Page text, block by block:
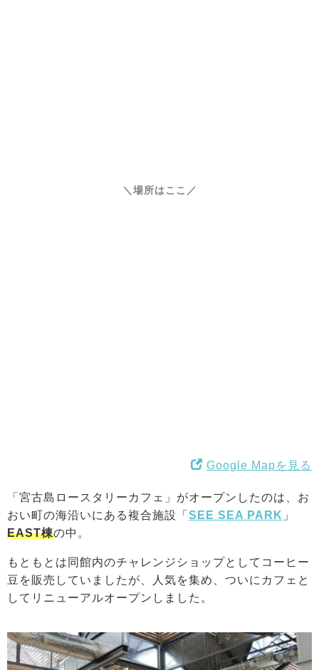
＼場所はここ／
Google Mapを見る
「宮古島ロースタリーカフェ」がオープンしたのは、お
おい町の海沿いにある複合施設「 SEE SEA PARK 」
EAST棟の中。
もともとは同館内のチャレンジショップとしてコーヒー
豆を販売していましたが、人気を集め、ついにカフェと
してリニューアルオープンしました。